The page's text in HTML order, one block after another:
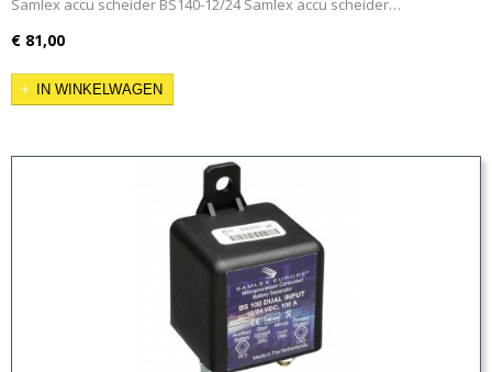
Samlex accu scheider BS140-12/24 Samlex accu scheider…
€ 81,00
IN WINKELWAGEN